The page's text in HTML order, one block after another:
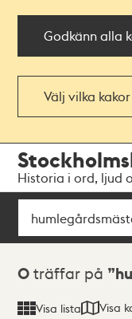
Godkänn alla
Välj vilka
navigationen
huvudinnehållet
Historia i ord, ljud
Sök
Sökresultat
0 träffar på
Visa lista Visa